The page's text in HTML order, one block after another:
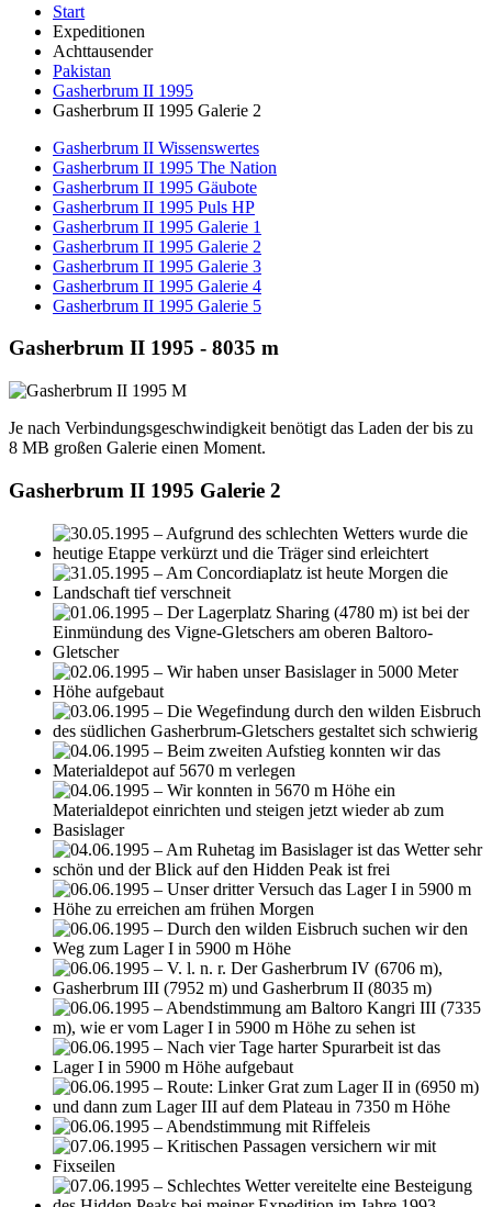
Start
Expeditionen
Achttausender
Pakistan
Gasherbrum II 1995
Gasherbrum II 1995 Galerie 2
Gasherbrum II Wissenswertes
Gasherbrum II 1995 The Nation
Gasherbrum II 1995 Gäubote
Gasherbrum II 1995 Puls HP
Gasherbrum II 1995 Galerie 1
Gasherbrum II 1995 Galerie 2
Gasherbrum II 1995 Galerie 3
Gasherbrum II 1995 Galerie 4
Gasherbrum II 1995 Galerie 5
Gasherbrum II 1995 - 8035 m
Je nach Verbindungsgeschwindigkeit benötigt das Laden der bis zu
8 MB großen Galerie einen Moment.
Gasherbrum II 1995 Galerie 2